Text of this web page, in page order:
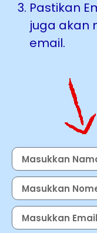
Pastikan
juga akan
email.